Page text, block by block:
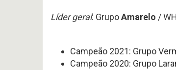
Líder geral: GrupoAmarelo /
Campeão 2021: Grupo
Campeão 2020: Grupo